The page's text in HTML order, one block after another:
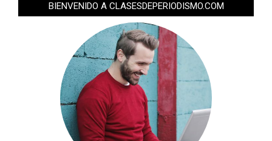
BIENVENIDO A CLASESDEPERIODISMO.COM